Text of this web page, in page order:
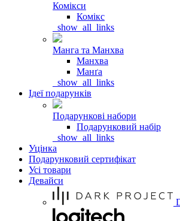
Комікси
Комікс
_show_all_links
Манга та Манхва
Манхва
Манґа
_show_all_links
Ідеї подарунків
Подарункові набори
Подарунковий набір
_show_all_links
Уцінка
Подарунковий сертифікат
Усі товари
Девайси